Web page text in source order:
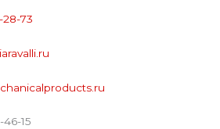
28-73
46-15